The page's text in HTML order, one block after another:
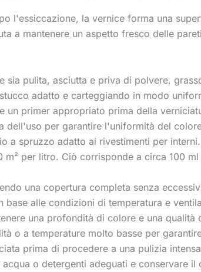
l'essiccazione, la vernice forma una
a mantenere un aspetto fresco delle
sia pulita, asciutta e priva di polvere,
adatto e carteggiando in modo
un primer appropriato prima della
dell'uso per garantire l'uniformità del
a spruzzo adatto ai rivestimenti per interni.
per litro. Ciò corrisponde a circa 100
una copertura completa senza
base alle condizioni di temperatura e
una profondità di colore e una qualità
o a temperature molto basse per
prima di procedere a una pulizia
o detergenti adeguati e conservare